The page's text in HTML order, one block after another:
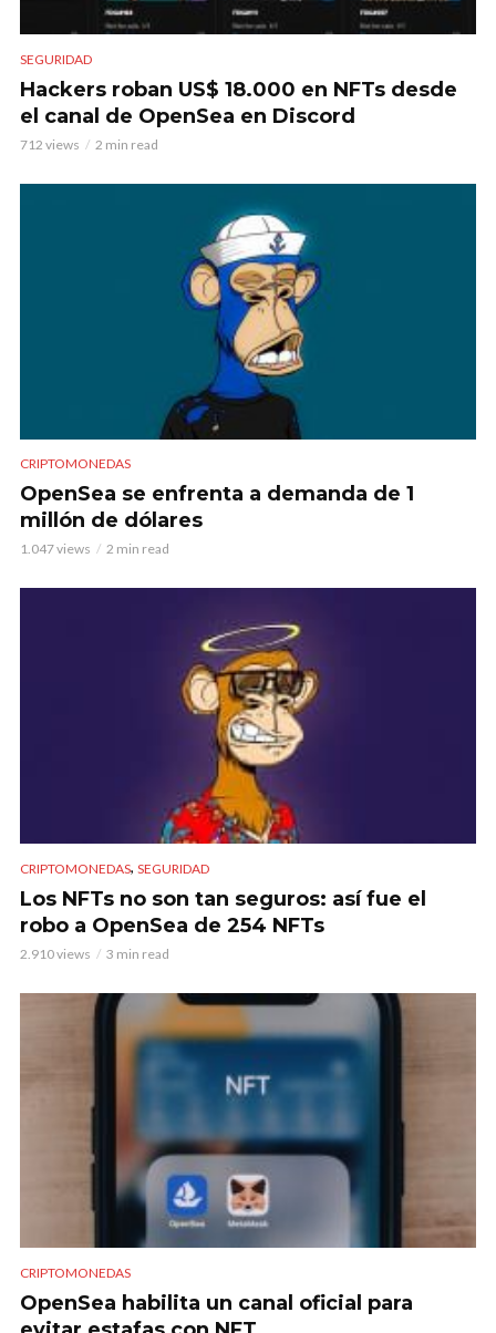
SEGURIDAD
Hackers roban US$ 18.000 en NFTs desde
el canal de OpenSea en Discord
712 views 2 min read
CRIPTOMONEDAS
OpenSea se enfrenta a demanda de 1
millón de dólares
1.047 views 2 min read
CRIPTOMONEDAS, SEGURIDAD
Los NFTs no son tan seguros: así fue el
robo a OpenSea de 254 NFTs
2.910 views 3 min read
CRIPTOMONEDAS
OpenSea habilita un canal oficial para